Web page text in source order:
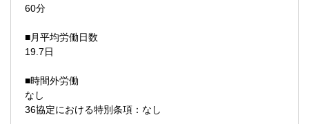
60分
■月平均労働日数
19.7日
■時間外労働
なし
36協定における特別条項：なし